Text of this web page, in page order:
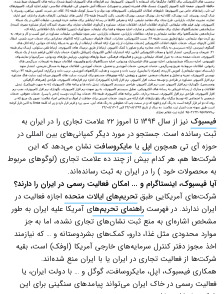
فیسبوک
نیز از سال ۱۳۹۴ تا امروز ۲۲ علامت تجاری را در ایران به
ثبت رسانده است. جستجو در مورد دیگر کمپانی‌های بین المللی در
حوزه آی تی همچون اپل یا مایکروسافت نشان می‌دهد که این
شرکت‌ها هم، هر کدام بیش از چند ده علامت تجاری (لوگوهای مربوط
به محصولات خود ) را در ایران به ثبت رسانده‌اند.
آیا فیسبوک، اینستاگرام و ... امکان فعالیت رسمی در ایران را دارند؟
شرکت‌های آمریکایی طبق تحریم‌های ایالات متحده اجازه فعالیت در
ایران ندارند. در فهرست راهنمای تحریم‌های آمریکا علیه ایران به طور
مشخص اشاره‌ای به منع ثبت نشان‌های تجاری نشده، اما به جز
موارد محدودی مثل غذا، دارو، کمک‌های بشردوستانه و … که نیازمند
اخذ مجوز دفتر کنترل سرمایه‌های خارجی آمریکا (اوفک) است، بقیه
شرکت‌ها از فعالیت تجاری در ایران یا با ایران منع شده‌اند.
همکاری فیسبوک، اپل، مایکروسافت، گوگل و … با دولت ایران، یا
فعالیت رسمی در خاک ایران می‌تواند پیامد‌های سنگینی برای این